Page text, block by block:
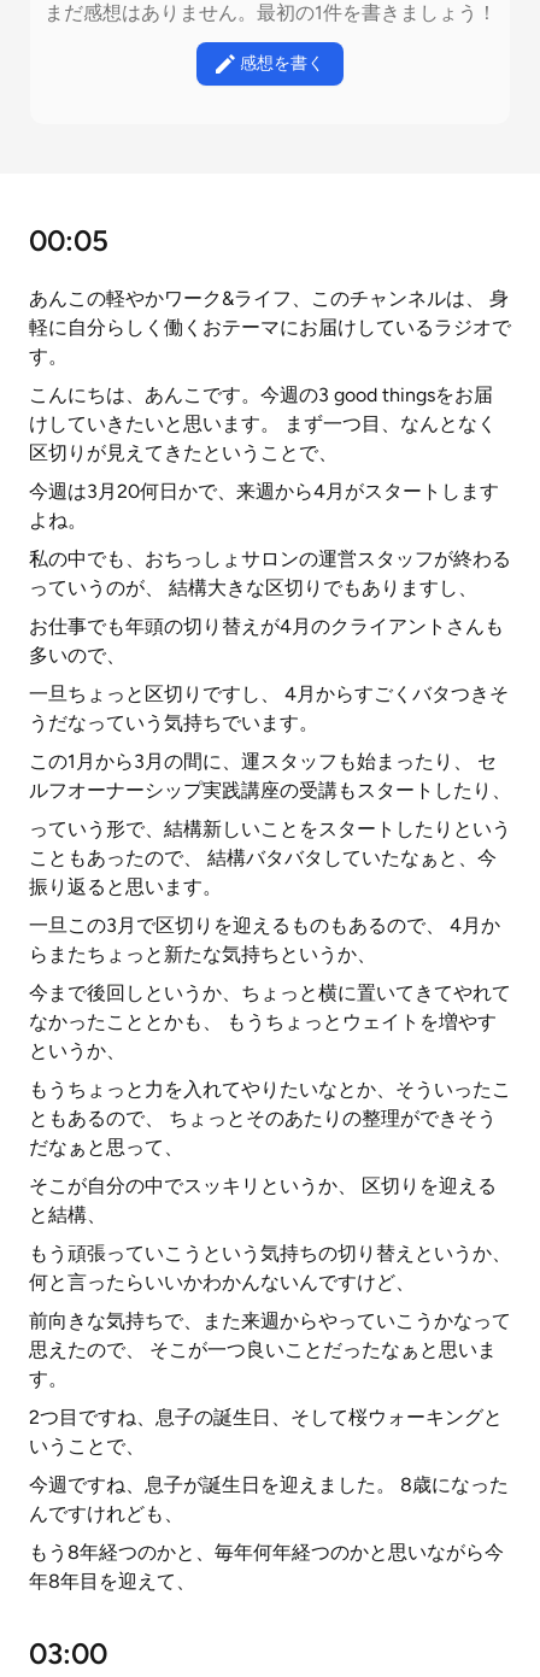
まだ感想はありません。最初の1件を書きましょう！
感想を書く
00:05
あんこの軽やかワーク&ライフ、このチャンネルは、 身
軽に自分らしく働くおテーマにお届けしているラジオで
す。
こんにちは、あんこです。今週の3 good thingsをお届
けしていきたいと思います。 まず一つ目、なんとなく
区切りが見えてきたということで、
今週は3月20何日かで、来週から4月がスタートします
よね。
私の中でも、おちっしょサロンの運営スタッフが終わる
っていうのが、 結構大きな区切りでもありますし、
お仕事でも年頭の切り替えが4月のクライアントさんも
多いので、
一旦ちょっと区切りですし、 4月からすごくバタつきそ
うだなっていう気持ちでいます。
この1月から3月の間に、運スタッフも始まったり、 セ
ルフオーナーシップ実践講座の受講もスタートしたり、
っていう形で、結構新しいことをスタートしたりという
こともあったので、 結構バタバタしていたなぁと、今
振り返ると思います。
一旦この3月で区切りを迎えるものもあるので、 4月か
らまたちょっと新たな気持ちというか、
今まで後回しというか、ちょっと横に置いてきてやれて
なかったこととかも、 もうちょっとウェイトを増やす
というか、
もうちょっと力を入れてやりたいなとか、そういったこ
ともあるので、 ちょっとそのあたりの整理ができそう
だなぁと思って、
そこが自分の中でスッキリというか、 区切りを迎える
と結構、
もう頑張っていこうという気持ちの切り替えというか、
何と言ったらいいかわかんないんですけど、
前向きな気持ちで、また来週からやっていこうかなって
思えたので、 そこが一つ良いことだったなぁと思いま
す。
2つ目ですね、息子の誕生日、そして桜ウォーキングと
いうことで、
今週ですね、息子が誕生日を迎えました。 8歳になった
んですけれども、
もう8年経つのかと、毎年何年経つのかと思いながら今
年8年目を迎えて、
03:00